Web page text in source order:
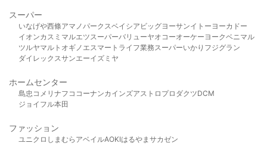
スーパー
いなげや西條アマノパークスベイシア ビッグヨーサンイトーヨーカドー
イオンカスミ マルエツスーパーバリューヤオコーオーケー ヨークベニマル
ツルヤマルト オギノ エスマート ライフ業務スーパーいかり フジグラン
ダイレックスサンエーイズミヤ
ホームセンター
島忠 コメリ ナフコ コーナンカインズアストロプロダクツDCM
ジョイフル本田
ファッション
ユニクロ しまむら アベイルAOKIはるやま サカゼン